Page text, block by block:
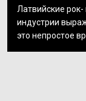
Латвийские рок-
индустрии
это непростое